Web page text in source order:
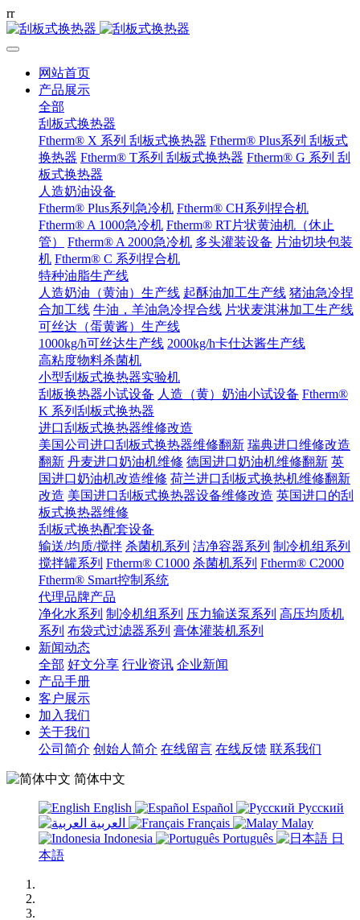
rr
网站首页
产品展示
全部
刮板式换热器
Ftherm® X 系列 刮板式换热器 Ftherm® Plus系列 刮板式
换热器 Ftherm® T系列 刮板式换热器 Ftherm® G 系列 刮
板式换热器
人造奶油设备
Ftherm® Plus系列急冷机 Ftherm® CH系列捏合机
Ftherm® A 1000急冷机 Ftherm® RT片状黄油机（休止
管）
Ftherm® A 2000急冷机 多头灌装设备 片油切块包装
机 Ftherm® C 系列捏合机
特种油脂生产线
人造奶油（黄油）生产线 起酥油加工生产线 猪油急冷捏
合加工线 牛油，羊油急冷捏合线 片状麦淇淋加工生产线
可丝达（蛋黄酱）生产线
1000kg/h可丝达生产线 2000kg/h卡仕达酱生产线
高粘度物料杀菌机
小型刮板式换热器实验机
刮板换热器小试设备 人造（黄）奶油小试设备 Ftherm®
K 系列刮板式换热器
进口刮板式换热器维修改造
美国公司进口刮板式换热器维修翻新 瑞典进口维修改造
翻新 丹麦进口奶油机维修 德国进口奶油机维修翻新 英
国进口奶油机改造维修 荷兰进口刮板式换热机维修翻新
改造 美国进口刮板式换热器设备维修改造 英国进口的刮
板式换热器维修
刮板式换热配套设备
输送/均质/搅拌 杀菌机系列 洁净容器系列 制冷机组系列
搅拌罐系列 Ftherm® C1000 杀菌机系列 Ftherm® C2000
Ftherm® Smart控制系统
代理品牌产品
净化水系列 制冷机组系列 压力输送泵系列 高压均质机
系列 布袋式过滤器系列 膏体灌装机系列
新闻动态
全部 好文分享 行业资讯 企业新闻
产品手册
客户展示
加入我们
关于我们
公司简介 创始人简介 在线留言 在线反馈 联系我们
简体中文
English Español
Русский
Français
Malay
Indonesia
Português
日
本語